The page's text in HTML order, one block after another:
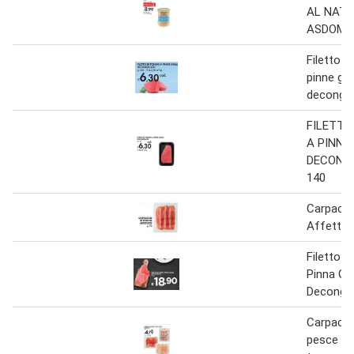
AL
Filetto
pinne
A PINNE
140
Filetto
Pinna
pesce